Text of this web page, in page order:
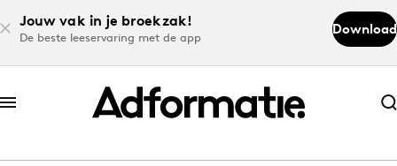
Jouw vak in je broekzak!
De beste leeservaring met de app
Download
Abonneer nu
Abonneer nu